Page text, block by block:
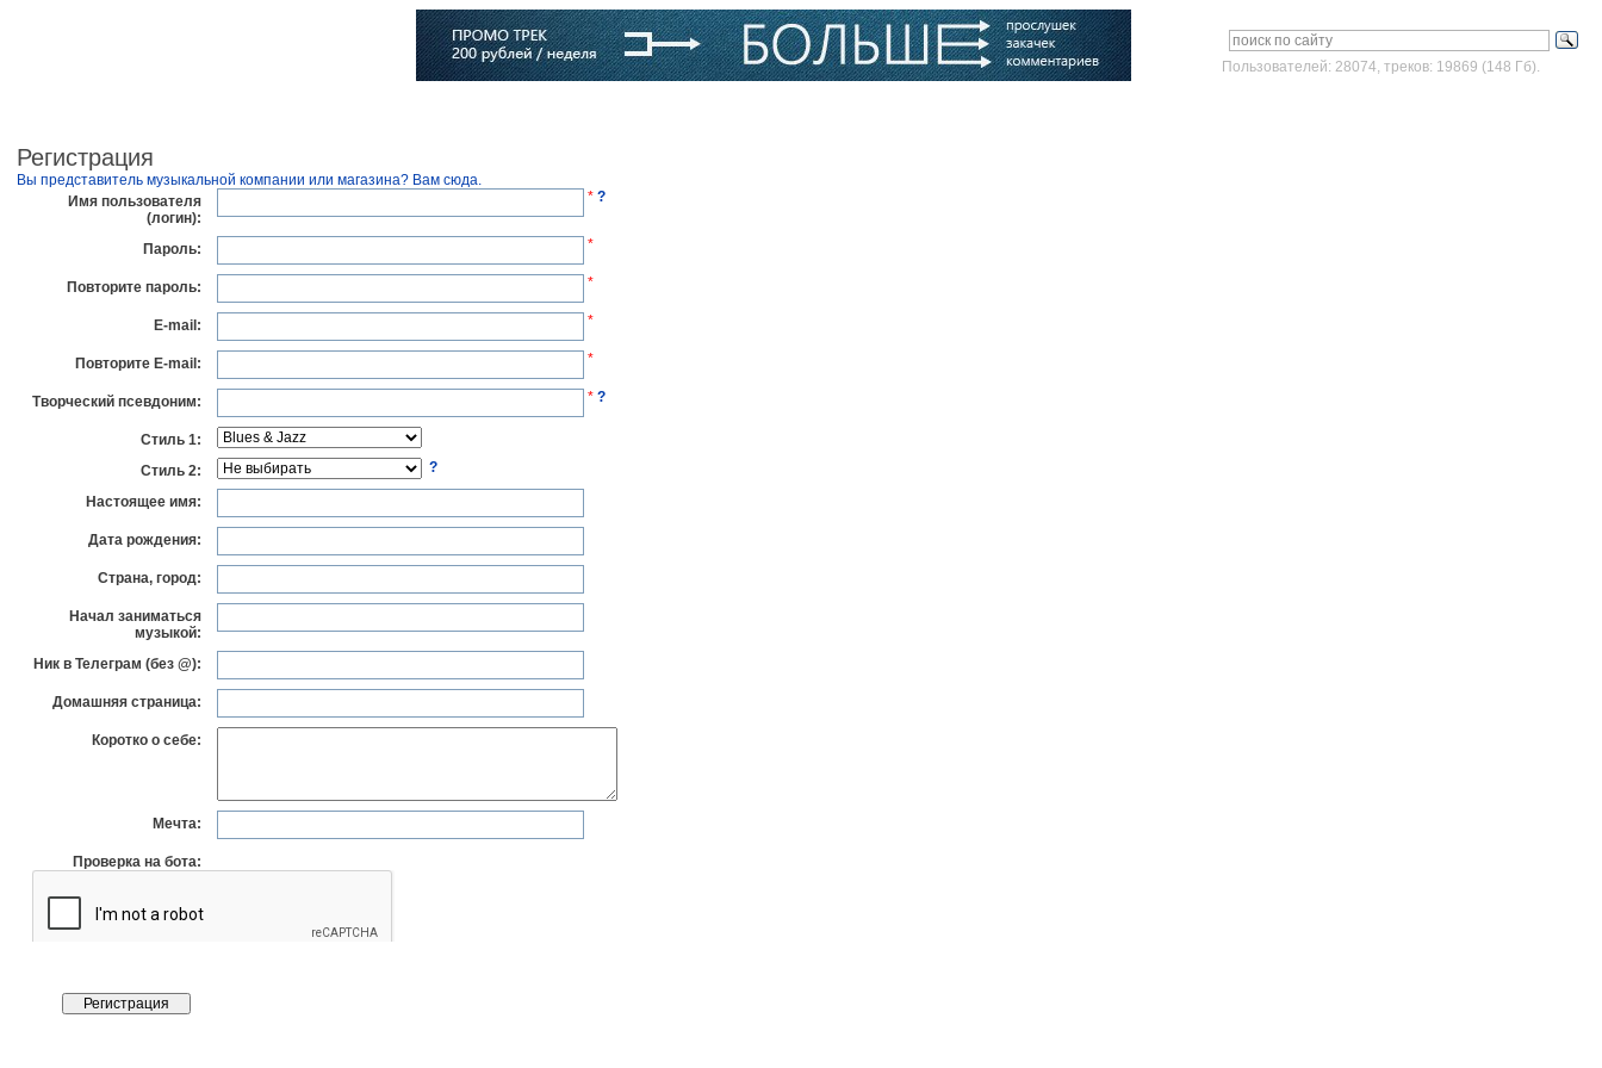
Пользователей: 28074, треков: 19869 (148 Гб).
Регистрация
Вы представитель музыкальной компании или магазина? Вам сюда.
Имя пользователя
(логин):
* ?
Пароль: *
Повторите пароль: *
E-mail: *
Повторите E-mail: *
Творческий псевдоним: * ?
Стиль 1:
Стиль 2:
?
Настоящее имя:
Дата рождения:
Страна, город:
Начал заниматься
музыкой:
Ник в Телеграм (без @):
Домашняя страница:
Коротко о себе:
Мечта:
Проверка на бота: